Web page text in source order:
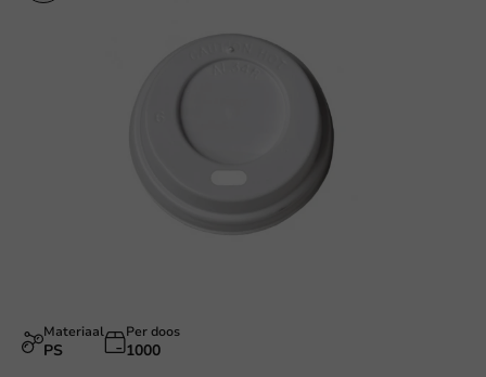
Materiaal
PS
Per doos
1000